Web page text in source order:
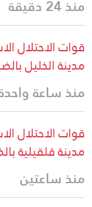
منذ 24 دقيقة
قوات الاحتلال
مدينة الخليل
منذ ساعة
قوات الاحتلال
مدينة قلقيلية
منذ ساعتين